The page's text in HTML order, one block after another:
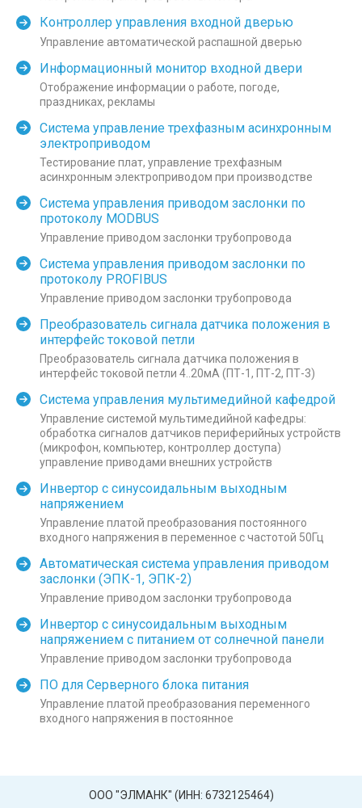
Контроллер управления входной дверью
Управление автоматической распашной дверью
Информационный монитор входной двери
Отображение информации о работе, погоде,
праздниках, рекламы
Система управление трехфазным асинхронным
электроприводом
Тестирование плат, управление трехфазным
асинхронным электроприводом при производстве
Система управления приводом заслонки по
протоколу MODBUS
Управление приводом заслонки трубопровода
Система управления приводом заслонки по
протоколу PROFIBUS
Управление приводом заслонки трубопровода
Преобразователь сигнала датчика положения в
интерфейс токовой петли
Преобразователь сигнала датчика положения в
интерфейс токовой петли 4..20мА (ПТ-1, ПТ-2, ПТ-3)
Система управления мультимедийной кафедрой
Управление системой мультимедийной кафедры:
обработка сигналов датчиков периферийных устройств
(микрофон, компьютер, контроллер доступа)
управление приводами внешних устройств
Инвертор с синусоидальным выходным
напряжением
Управление платой преобразования постоянного
входного напряжения в переменное с частотой 50Гц
Автоматическая система управления приводом
заслонки (ЭПК-1, ЭПК-2)
Управление приводом заслонки трубопровода
Инвертор с синусоидальным выходным
напряжением с питанием от солнечной панели
Управление приводом заслонки трубопровода
ПО для Серверного блока питания
Управление платой преобразования переменного
входного напряжения в постоянное
ООО "ЭЛМАНК" (ИНН: 6732125464)